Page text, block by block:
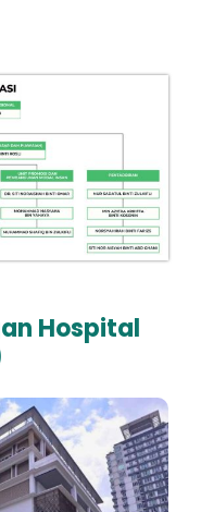
Hospital